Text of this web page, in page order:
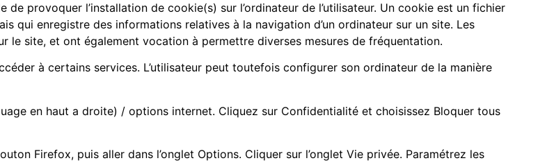
provoquer l’installation de cookie(s) sur l’ordinateur de l’utilisateur. Un cookie est un fichier
qui enregistre des informations relatives à la navigation d’un ordinateur sur un site. Les
le site, et ont également vocation à permettre diverses mesures de fréquentation.
à certains services. L’utilisateur peut toutefois configurer son ordinateur de la manière
en haut a droite) / options internet. Cliquez sur Confidentialité et choisissez Bloquer tous
Firefox, puis aller dans l’onglet Options. Cliquer sur l’onglet Vie privée. Paramétrez les